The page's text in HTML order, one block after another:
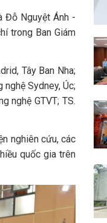
Đỗ Nguyệt Ánh -
trong Ban Giám
Tây Ban Nha;
Sydney, Úc;
nghệ GTVT; TS.
nghiên cứu, các
quốc gia trên